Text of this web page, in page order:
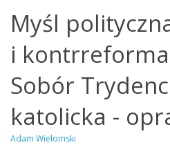
Myśl
i
Sobór
katolicka -
Adam Wielomski